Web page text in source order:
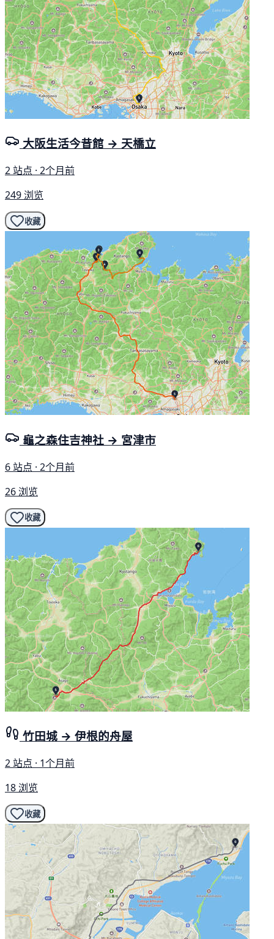
大阪生活今昔館 → 天橋立
2 站点 · 2个月前
249 浏览
收藏
龜之森住吉神社 → 宮津市
6 站点 · 2个月前
26 浏览
收藏
竹田城 → 伊根的舟屋
2 站点 · 1个月前
18 浏览
收藏